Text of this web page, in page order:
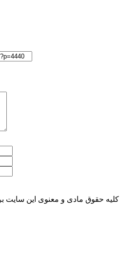
کلیه حقوق مادی و معنوی این سایت